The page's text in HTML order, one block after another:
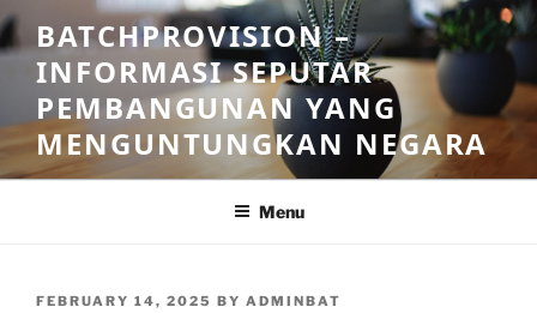
Skip
to
content
BATCHPROVISION –
INFORMASI SEPUTAR
PEMBANGUNAN YANG
MENGUNTUNGKAN NEGARA
Menu
POSTED
FEBRUARY 14, 2025 BY ADMINBAT